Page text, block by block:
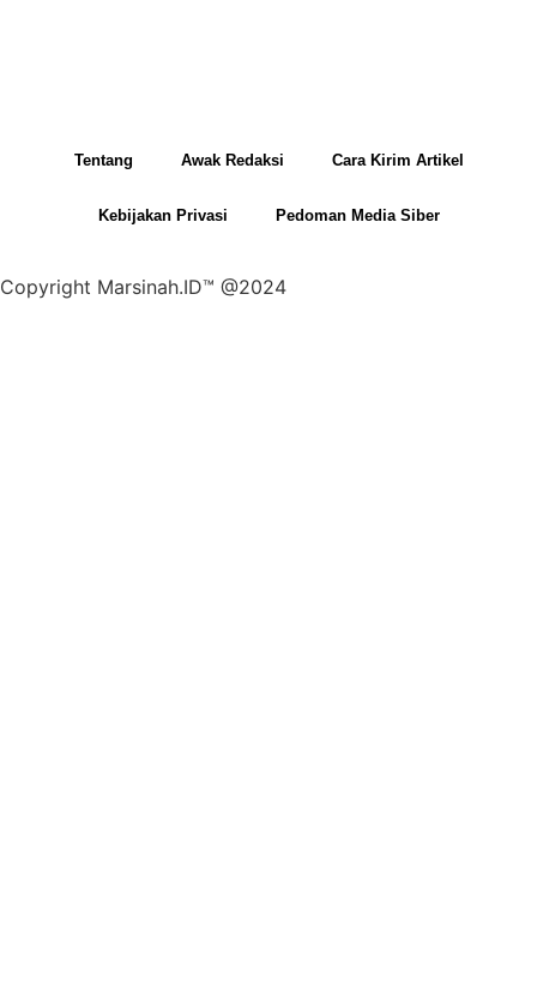
Tentang Awak Redaksi Cara Kirim Artikel
Kebijakan Privasi Pedoman Media Siber
Copyright Marsinah.ID™ @2024